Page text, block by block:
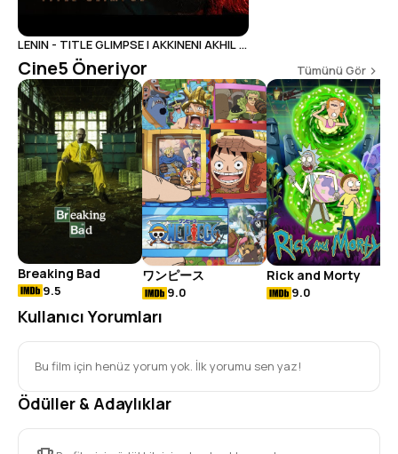
LENIN - TITLE GLIMPSE | AKKINENI AKHIL |
SREELEELA | NANDA KISHORE | AKKINENI
NAGARJUNA | NAGA VAMSI
Cine5 Öneriyor Tümünü Gör
Breaking Bad
9.5
ワンピース
9.0
Rick and Morty
9.0
Kullanıcı Yorumları
Bu film için henüz yorum yok. İlk yorumu sen yaz!
Ödüller & Adaylıklar